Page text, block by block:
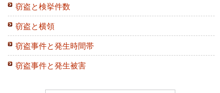
窃盗と検挙件数
窃盗と横領
窃盗事件と発生時間帯
窃盗事件と発生被害